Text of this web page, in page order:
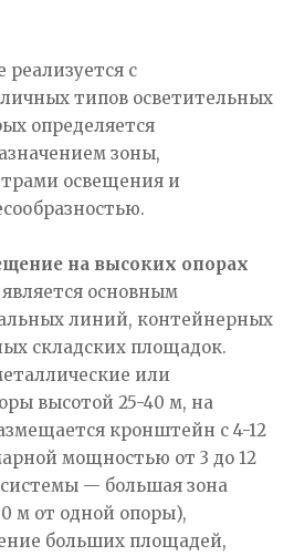
с
типов осветительных
определяется
зоны,
освещения и
на высоких опорах
основным
линий, контейнерных
складских площадок.
или
высотой 25-40 м, на
кронштейн с 4-12
мощностью от 3 до 12
— большая зона
м от одной опоры),
больших площадей,